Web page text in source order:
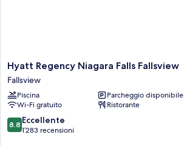
Hyatt
Regency
Niagara
Falls
Fallsview
Fallsview
Hyatt Regency Niagara Falls Fallsview
Fallsview
Piscina
Parcheggio disponibile
Wi-Fi gratuito
Ristorante
8.8
su
8.8 Eccellente
1’283 recensioni